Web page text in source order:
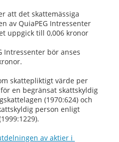
att det skattemässiga
av QuiaPEG Intressenter
uppgick till 0,006 kronor
Intressenter bör anses
skattepliktigt värde per
en begränsat skattskyldig
(1970:624) och
person enligt
av aktier i